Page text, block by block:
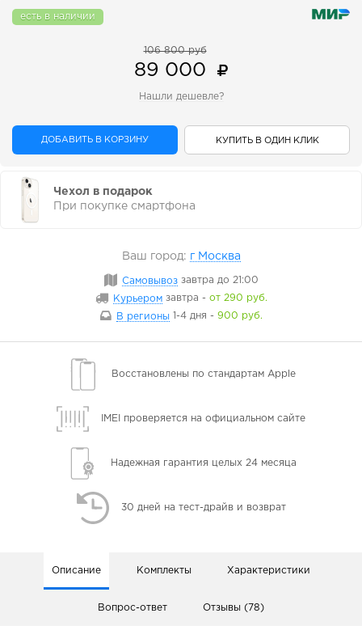
есть в наличии
106 800 руб
89 000
Нашли дешевле?
ДОБАВИТЬ В КОРЗИНУ КУПИТЬ В ОДИН КЛИК
Чехол в подарок
При покупке смартфона
Ваш город: г Москва
Самовывоз завтра до 21:00
Курьером завтра - от 290 руб.
В регионы
1-4 дня - 900 руб.
Восстановлены по стандартам Apple
IMEI проверяется на официальном сайте
Надежная гарантия целых 24 месяца
30 дней на тест-драйв и возврат
Описание Комплекты Характеристики
Вопрос-ответ Отзывы (78)